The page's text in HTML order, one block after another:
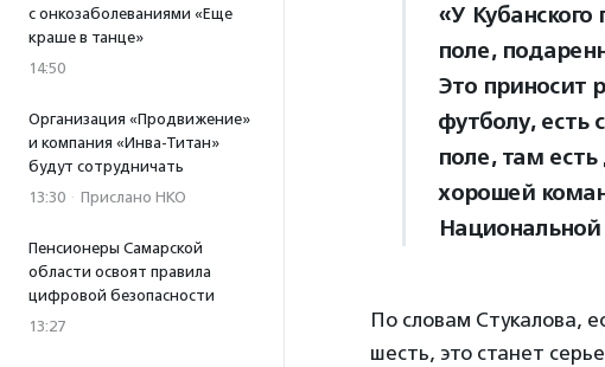
с онкозаболеваниями «Еще
краше в танце»
14:50
Организация «Продвижение»
и компания «Инва-Титан»
будут сотрудничать
13:30 · Прислано НКО
Пенсионеры Самарской
области освоят правила
цифровой безопасности
13:27
«У Кубанского
поле,
Это приносит
футболу, есть
поле, там
хорошей
Национальной
По словам Стукалова,
шесть, это станет